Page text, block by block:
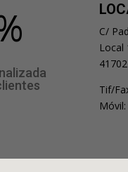
C/
Local
Tif/